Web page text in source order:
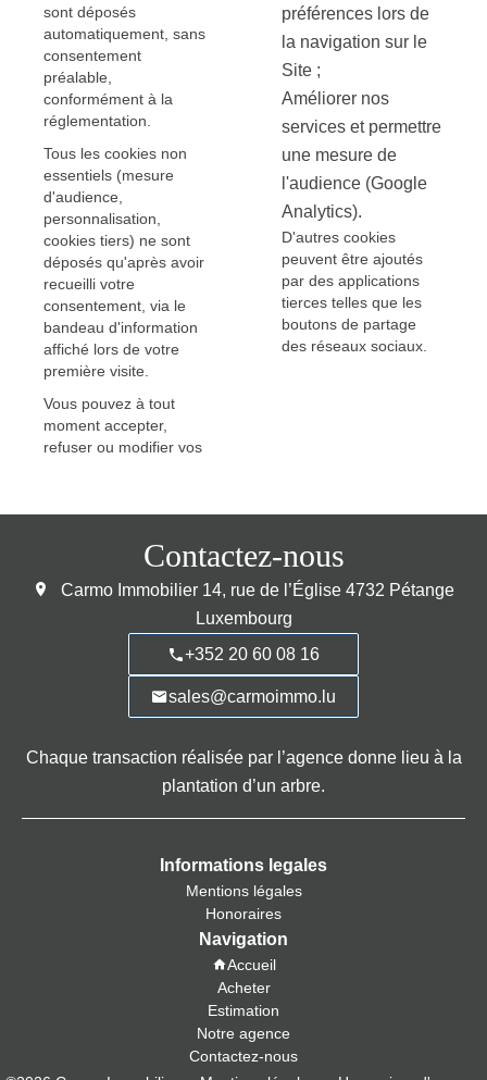
sont déposés
automatiquement, sans
consentement
préalable,
conformément à la
réglementation.
Tous les cookies non
essentiels (mesure
d'audience,
personnalisation,
cookies tiers) ne sont
déposés qu'après avoir
recueilli votre
consentement, via le
bandeau d'information
affiché lors de votre
première visite.
Vous pouvez à tout
moment accepter,
refuser ou modifier vos
préférences lors de
la navigation sur le
Site ;
Améliorer nos
services et permettre
une mesure de
l'audience (Google
Analytics).
D'autres cookies
peuvent être ajoutés
par des applications
tierces telles que les
boutons de partage
des réseaux sociaux.
Contactez-nous
Carmo Immobilier 14, rue de l’Église 4732 Pétange
Luxembourg
+352 20 60 08 16
sales@carmoimmo.lu
Chaque transaction réalisée par l’agence donne lieu à la
plantation d’un arbre.
Informations legales
Mentions légales
Honoraires
Navigation
Accueil
Acheter
Estimation
Notre agence
Contactez-nous